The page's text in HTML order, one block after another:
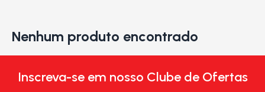
Nenhum produto encontrado
Inscreva-se em nosso Clube de Ofertas